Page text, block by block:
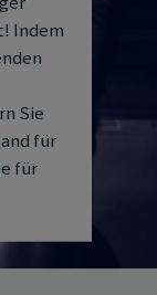
Indem
Sie
für
für